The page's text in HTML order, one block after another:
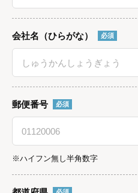
会社名（ひらがな） 必須
郵便番号 必須
※ハイフン無し半角数字